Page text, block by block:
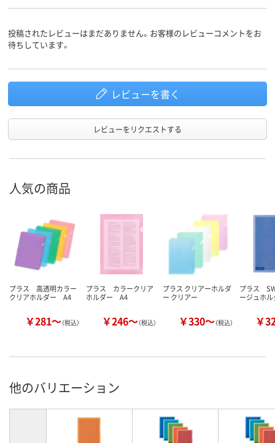
投稿されたレビューはまだありません。お客様のレビューコメントをお
待ちしています。
レビューを書く
レビューをリクエストする
人気の商品
プラス 高透明カラー
クリアホルダー A4
￥281～（税込）
プラス カラークリア
ホルダー A4
￥246～（税込）
プラス クリアーホルダ
ー クリアー
￥330～（税込）
プラス
ージュホ
￥
他のバリエーション